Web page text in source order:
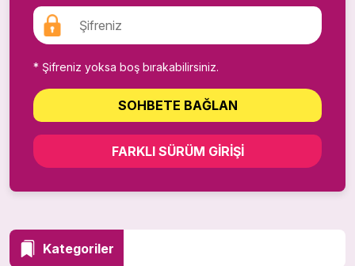
* Şifreniz yoksa boş bırakabilirsiniz.
SOHBETE BAĞLAN
FARKLI SÜRÜM GIRIŞI
Kategoriler